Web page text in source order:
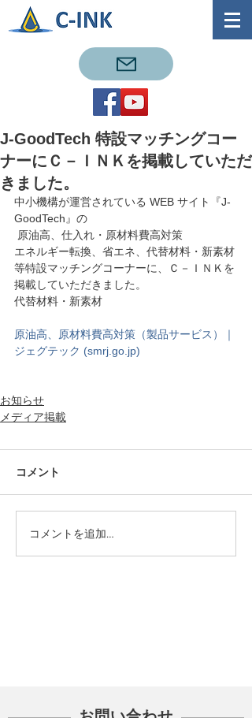
J-GoodTech 特設マッチングコー
ナーにＣ－ＩＮＫを掲載していただ
きました。
中小機構が運営されている WEB サイト『J-
GoodTech』の
原油高、仕入れ・原材料費高対策
エネルギー転換、省エネ、代替材料・新素材
等特設マッチングコーナーに、Ｃ－ＩＮＫを
掲載していただきました。
代替材料・新素材
原油高、原材料費高対策（製品サービス）｜
ジェグテック (smrj.go.jp)
お知らせ
メディア掲載
コメント
コメントを追加…